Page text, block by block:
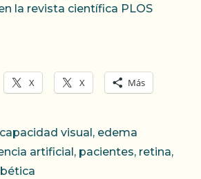
la revista científica PLOS
X X Más
visual , edema
artificial , pacientes, retina,